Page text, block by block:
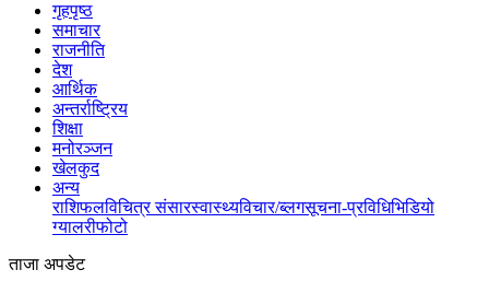
गृहपृष्ठ
समाचार
राजनीति
देश
आर्थिक
अन्तर्राष्ट्रिय
शिक्षा
मनोरञ्जन
खेलकुद
अन्य
राशिफलविचित्र संसारस्वास्थ्यविचार/ब्लगसूचना-प्रविधिभिडियो
ग्यालरीफोटो
ताजा अपडेट